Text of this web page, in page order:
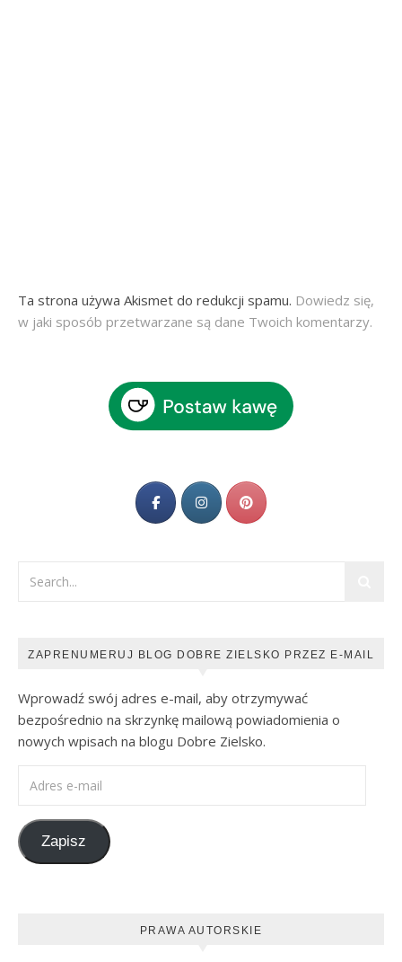
Ta strona używa Akismet do redukcji spamu. Dowiedz się,
w jaki sposób przetwarzane są dane Twoich komentarzy.
ZAPRENUMERUJ BLOG DOBRE ZIELSKO PRZEZ E-MAIL
Wprowadź swój adres e-mail, aby otrzymywać
bezpośrednio na skrzynkę mailową powiadomienia o
nowych wpisach na blogu Dobre Zielsko.
Zapisz
PRAWA AUTORSKIE